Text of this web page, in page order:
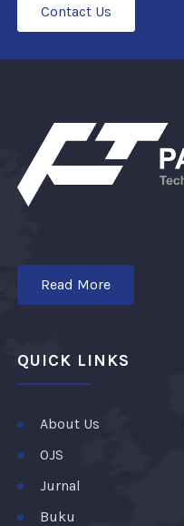
Contact Us
Read More
QUICK LINKS
About Us
OJS
Jurnal
Buku